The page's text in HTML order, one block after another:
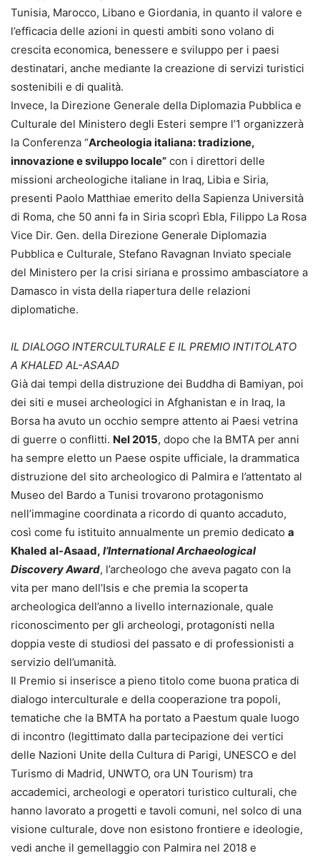
Tunisia, Marocco, Libano e Giordania, in quanto il valore e
l’efficacia delle azioni in questi ambiti sono volano di
crescita economica, benessere e sviluppo per i paesi
destinatari, anche mediante la creazione di servizi turistici
sostenibili e di qualità.
Invece, la Direzione Generale della Diplomazia Pubblica e
Culturale del Ministero degli Esteri sempre l’1 organizzerà
la Conferenza “Archeologia italiana: tradizione,
innovazione e sviluppo locale” con i direttori delle
missioni archeologiche italiane in Iraq, Libia e Siria,
presenti Paolo Matthiae emerito della Sapienza Università
di Roma, che 50 anni fa in Siria scoprì Ebla, Filippo La Rosa
Vice Dir. Gen. della Direzione Generale Diplomazia
Pubblica e Culturale, Stefano Ravagnan Inviato speciale
del Ministero per la crisi siriana e prossimo ambasciatore a
Damasco in vista della riapertura delle relazioni
diplomatiche.
IL DIALOGO INTERCULTURALE E IL PREMIO INTITOLATO
A KHALED AL-ASAAD
Già dai tempi della distruzione dei Buddha di Bamiyan, poi
dei siti e musei archeologici in Afghanistan e in Iraq, la
Borsa ha avuto un occhio sempre attento ai Paesi vetrina
di guerre o conflitti. Nel 2015, dopo che la BMTA per anni
ha sempre eletto un Paese ospite ufficiale, la drammatica
distruzione del sito archeologico di Palmira e l’attentato al
Museo del Bardo a Tunisi trovarono protagonismo
nell’immagine coordinata a ricordo di quanto accaduto,
così come fu istituito annualmente un premio dedicato a
Khaled al-Asaad, l’International Archaeological
Discovery Award, l’archeologo che aveva pagato con la
vita per mano dell’Isis e che premia la scoperta
archeologica dell’anno a livello internazionale, quale
riconoscimento per gli archeologi, protagonisti nella
doppia veste di studiosi del passato e di professionisti a
servizio dell’umanità.
Il Premio si inserisce a pieno titolo come buona pratica di
dialogo interculturale e della cooperazione tra popoli,
tematiche che la BMTA ha portato a Paestum quale luogo
di incontro (legittimato dalla partecipazione dei vertici
delle Nazioni Unite della Cultura di Parigi, UNESCO e del
Turismo di Madrid, UNWTO, ora UN Tourism) tra
accademici, archeologi e operatori turistico culturali, che
hanno lavorato a progetti e tavoli comuni, nel solco di una
visione culturale, dove non esistono frontiere e ideologie,
vedi anche il gemellaggio con Palmira nel 2018 e